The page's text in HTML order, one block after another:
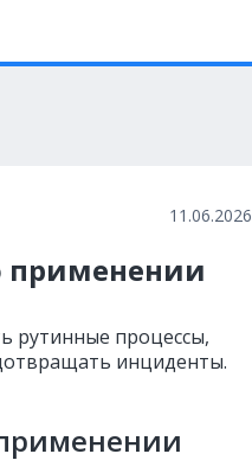
11.06.2026
применении
рутинные процессы,
инциденты.